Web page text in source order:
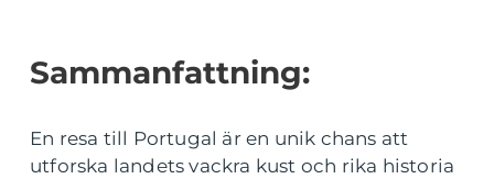
Sammanfattning:
En resa till Portugal är en unik chans att
utforska landets vackra kust och rika historia